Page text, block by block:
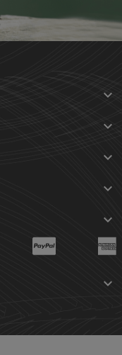





